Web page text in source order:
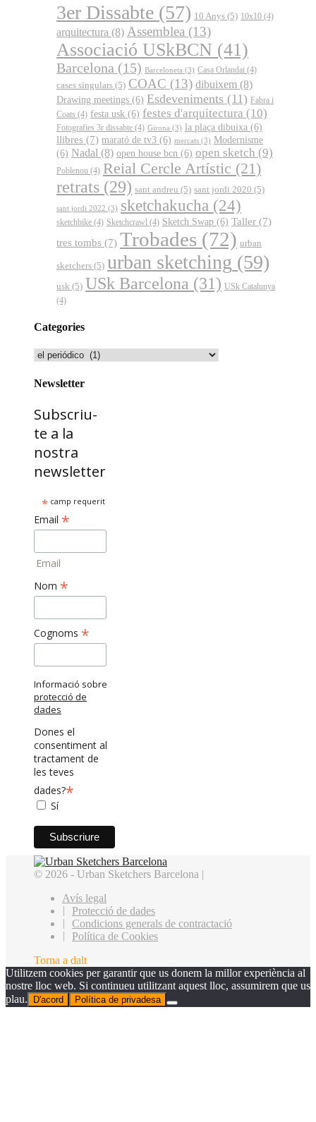
3er Dissabte (57) 10 Anys (5) 10x10 (4)
arquitectura (8) Assemblea (13)
Associació USkBCN (41)
Barcelona (15) Barceloneta (3) Casa Orlandai (4)
cases singulars (5) COAC (13) dibuixem (8)
Drawing meetings (6) Esdeveniments (11) Fabra i
Coats (4) festa usk (6) festes d'arquitectura (10)
Fotografies 3r dissabte (4) Girona (3) la plaça dibuixa (6)
llibres (7) marató de tv3 (6) mercats (3) Modernisme
(6) Nadal (8) open house bcn (6) open sketch (9)
Poblenou (4) Reial Cercle Artístic (21)
retrats (29) sant andreu (5) sant jordi 2020 (5)
sant jordi 2022 (3) sketchakucha (24)
sketchbike (4) Sketchcrawl (4) Sketch Swap (6) Taller (7)
tres tombs (7) Trobades (72) urban
sketchers (5) urban sketching (59)
usk (5) USk Barcelona (31) USk Catalunya
(4)
Categories
Categories
Newsletter
Subscriu-
te a la
nostra
newsletter
* camp requerit
Email *
Email
Nom *
Cognoms *
Informació sobre
protecció de
dades
Dones el
consentiment al
tractament de
les teves
dades?*
Sí
© 2026 - Urban Sketchers Barcelona |
Avís legal
Protecció de dades
Condicions generals de contractació
Política de Cookies
Torna a dalt
Utilitzem cookies per garantir que us donem la millor experiència al
nostre lloc web. Si continueu utilitzant aquest lloc, assumirem que us
plau.
D'acord Política de privadesa